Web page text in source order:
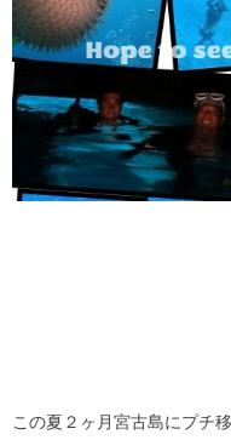
この夏２ヶ月宮古島にプチ